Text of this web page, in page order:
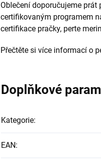
Oblečení doporučujeme prát
certifikovaným programem
certifikace pračky, perte
Přečtěte si více informací o
Doplňkové
Kategorie:
EAN: